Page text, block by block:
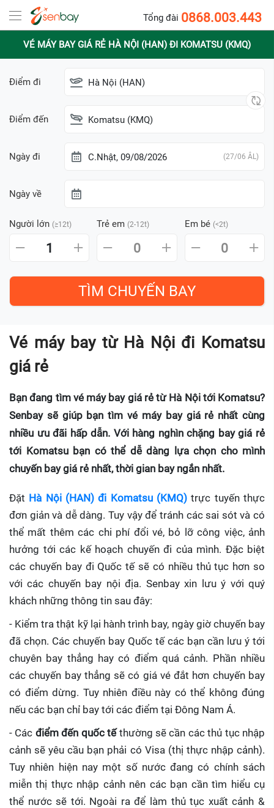
Tổng đài 0868.003.443
VÉ MÁY BAY GIÁ RẺ HÀ NỘI (HAN) ĐI KOMATSU (KMQ)
Điểm đi Hà Nội (HAN)
Điểm đến Komatsu (KMQ)
Ngày đi C.Nhật, 09/08/2026 (27/06 ÂL)
Ngày về
Người lớn (≥12t) Trẻ em (2-12t) Em bé (<2t)
1 0 0
Vé máy bay từ Hà Nội đi Komatsu
giá rẻ
Bạn đang tìm vé máy bay giá rẻ từ Hà Nội tới Komatsu?
Senbay sẽ giúp bạn tìm vé máy bay giá rẻ nhất cùng
nhiều ưu đãi hấp dẫn. Với hàng nghìn chặng bay giá rẻ
tới Komatsu bạn có thể dễ dàng lựa chọn cho mình
chuyến bay giá rẻ nhất, thời gian bay ngắn nhất.
Đặt Hà Nội (HAN) đi Komatsu (KMQ) trực tuyến thực
đơn giản và dễ dàng. Tuy vậy để tránh các sai sót và có
thể mất thêm các chi phí đổi vé, bỏ lỡ công việc, ảnh
hưởng tới các kế hoạch chuyến đi của mình. Đặc biệt
các chuyến bay đi Quốc tế sẽ có nhiều thủ tục hơn so
với các chuyến bay nội địa. Senbay xin lưu ý với quý
khách những thông tin sau đây:
- Kiểm tra thật kỹ lại hành trình bay, ngày giờ chuyến bay
đã chọn. Các chuyến bay Quốc tế các bạn cần lưu ý tới
chuyên bay thẳng hay có điểm quá cảnh. Phần nhiều
các chuyến bay thẳng sẽ có giá vé đắt hơn chuyến bay
có điểm dừng. Tuy nhiên điều này có thể không đúng
nếu các bạn chỉ bay tới các điểm tại Đông Nam Á.
- Các điểm đến quốc tếthường sẽ cần các thủ tục nhập
cảnh sẽ yêu cầu bạn phải có Visa (thị thực nhập cảnh).
Tuy nhiên hiện nay một số nước đang có chính sách
miễn thị thực nhập cảnh nên các bạn cần tìm hiểu cụ
thể nước sẽ tới. Ngoài ra để làm thủ tục xuất cảnh &